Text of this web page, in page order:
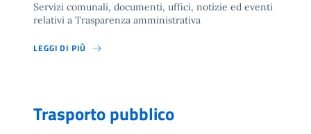
Servizi comunali, documenti, uffici, notizie ed eventi
relativi a Trasparenza amministrativa
LEGGI DI PIÙ
Trasporto pubblico